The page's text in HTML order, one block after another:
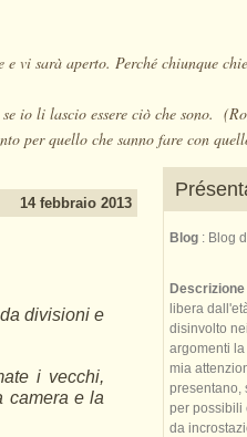
vi sarà aperto. Perché chiunque
io li lascio essere ciò che sono.
per quello che sanno fare con
14 febbraio 2013
divisioni e
i vecchi,
camera e la
Blog : Blog
Descrizione
libera
disinvolto
argomenti
mia
presentano,
per possibili
da